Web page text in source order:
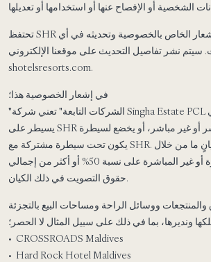
تحتفظ SHR بالحق في تغيير هذا الإشعار الخاص بالخصوصية وتحديثه في أي
سيتم نشر تفاصيل التحديث على موقعنا الإلكتروني
shotelsresorts.com.
في إشعار الخصوصية هذا؛
"الشركات التابعة"تعني شركة Singha Estate PCL و/أو أي كيان قانوني
يسيطر على SHR بشكل مباشر أو غير مباشر، أو يخضع لسيطرة SHR، أو
يكون تحت سيطرة مشتركة مع SHR. تتحقق سيطرة كيانٍ ما من خلال
السيطرة المباشرة أو غير المباشرة على نسبة 50% أو أكثر من إجمالي
حقوق التصويت في ذلك الكيان.
والمنتجعات ووسائل الراحة ومساحات البيع بالتجزئة
ونديرها، بما في ذلك على سبيل المثال لا الحصر؛
• CROSSROADS Maldives
• Hard Rock Hotel Maldives